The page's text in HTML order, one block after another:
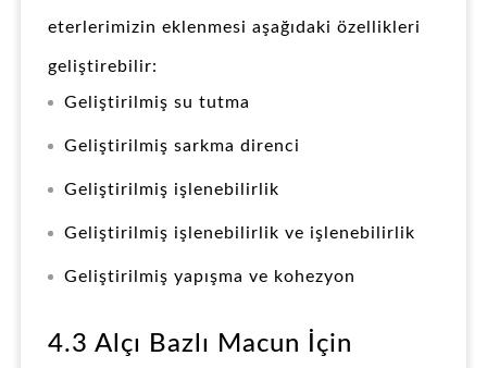
eterlerimizin eklenmesi aşağıdaki özellikleri
geliştirebilir:
Geliştirilmiş su tutma
Geliştirilmiş sarkma direnci
Geliştirilmiş işlenebilirlik
Geliştirilmiş işlenebilirlik ve işlenebilirlik
Geliştirilmiş yapışma ve kohezyon
4.3 Alçı Bazlı Macun İçin